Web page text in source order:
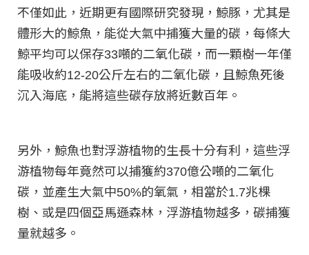
不僅如此，近期更有國際研究發現，鯨豚，尤其是
體形大的鯨魚，能從大氣中捕獲大量的碳，每條大
鯨平均可以保存33噸的二氧化碳，而一顆樹一年僅
能吸收約12-20公斤左右的二氧化碳，且鯨魚死後
沉入海底，能將這些碳存放將近數百年。
另外，鯨魚也對浮游植物的生長十分有利，這些浮
游植物每年竟然可以捕獲約370億公噸的二氧化
碳，並產生大氣中50%的氧氣，相當於1.7兆棵
樹、或是四個亞馬遜森林，浮游植物越多，碳捕獲
量就越多。